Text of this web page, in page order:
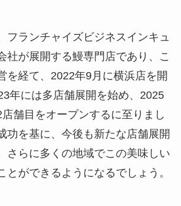
フランチャイズビジネスインキュ
社が展開する鰻専門店であり、こ
を経て、2022年9月に横浜店を開
年には多店舗展開を始め、2025
舗目をオープンするに至りまし
功を基に、今後も新たな店舗展開
さらに多くの地域でこの美味しい
とができるようになるでしょう。